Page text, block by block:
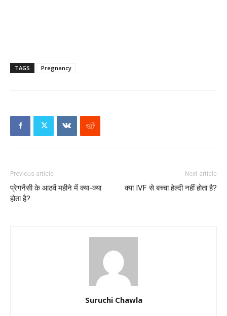
TAGS Pregnancy
Previous article
प्रेगनेंसी के आठवें महीने में क्या-क्या
होता है?
Next article
क्या IVF से बच्चा हेल्दी नहीं होता है?
Suruchi Chawla